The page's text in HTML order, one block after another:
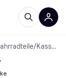
/ Kassetten